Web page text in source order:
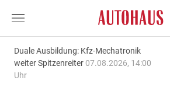
Duale Ausbildung: Kfz-Mechatronik
weiter Spitzenreiter 07.08.2026, 14:00
Uhr